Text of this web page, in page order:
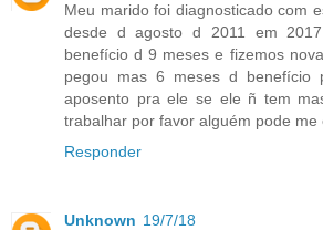
Meu marido foi diagnosticado com
desde d agosto d 2011 em
benefício d 9 meses e fizemos
pegou mas 6 meses d
aposento pra ele se ele ñ tem
trabalhar por favor alguém pode me
Responder
Unknown 19/7/18